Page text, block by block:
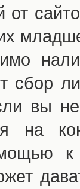
сбор
вы
на
к